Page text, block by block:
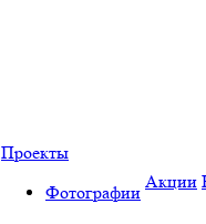
Проекты
Фотографии
Акции